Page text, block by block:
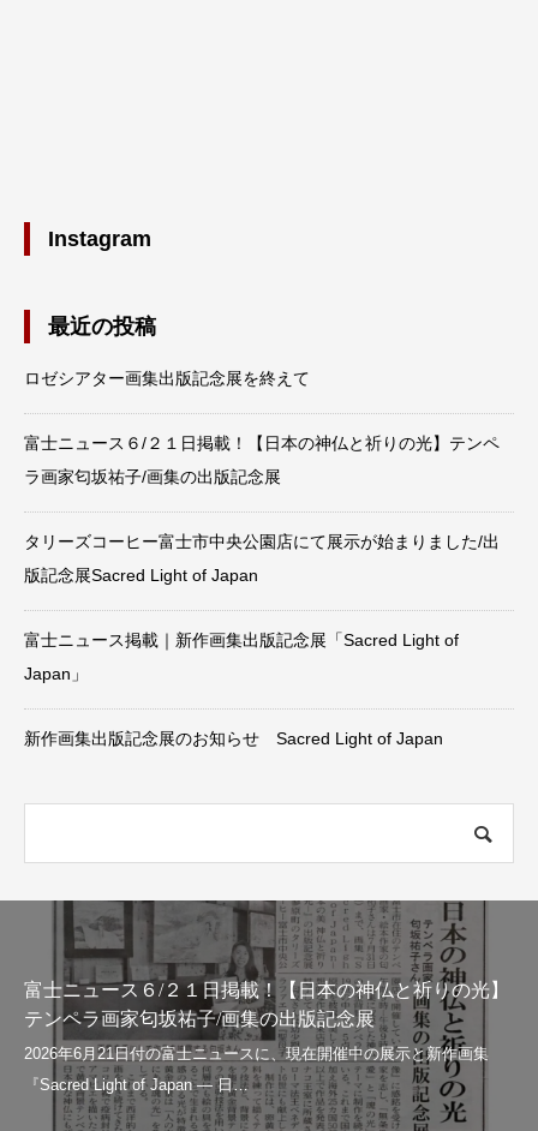
Instagram
最近の投稿
ロゼシアター画集出版記念展を終えて
富士ニュース６/２１日掲載！【日本の神仏と祈りの光】テンペ
ラ画家匂坂祐子/画集の出版記念展
タリーズコーヒー富士市中央公園店にて展示が始まりました/出
版記念展Sacred Light of Japan
富士ニュース掲載｜新作画集出版記念展「Sacred Light of
Japan」
新作画集出版記念展のお知らせ Sacred Light of Japan
富士ニュース６/２１日掲載！【日本の神仏と祈りの光】
テンペラ画家匂坂祐子/画集の出版記念展